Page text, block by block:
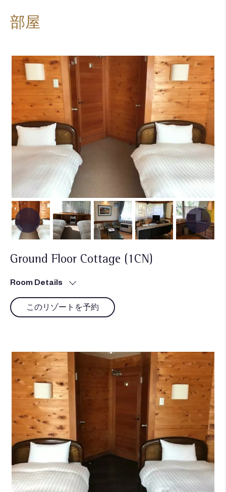
部屋
Ground Floor Cottage (1CN)
Room Details
このリゾートを予約